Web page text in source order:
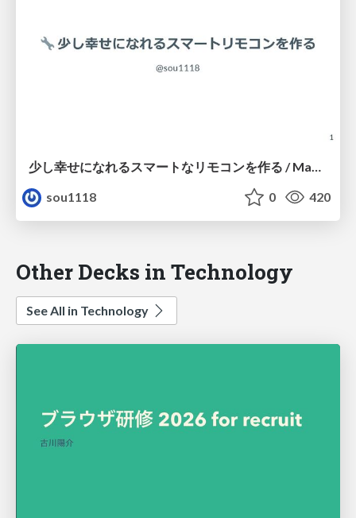
少し幸せになれるスマートなリモコンを作る / Making-a-Smart-remote-controller
sou1118
0 420
Other Decks in Technology
See All in Technology